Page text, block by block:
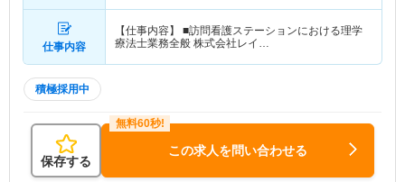
仕事内容
【仕事内容】 ■訪問看護ステーションにおける理学
療法士業務全般 株式会社レイ…
積極採用中
保存する
この求人を問い合わせる